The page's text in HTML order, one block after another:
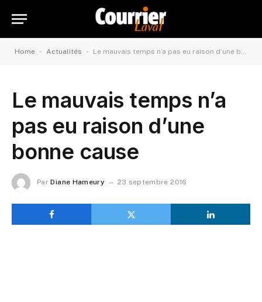
Home - Actualités - Le mauvais temps n’a pas eu raison d’une bonne cause
Le mauvais temps n’a
pas eu raison d’une
bonne cause
Par Diane Hameury 23 septembre 2016